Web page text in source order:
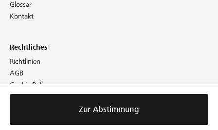
Zur Abstimmung
Glossar
Kontakt
Rechtliches
Richtlinien
AGB
Cookie Policy
Datenschutz